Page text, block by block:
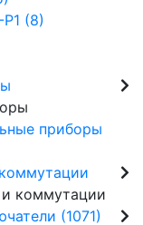
(8)
приборы
коммутации
(1071)